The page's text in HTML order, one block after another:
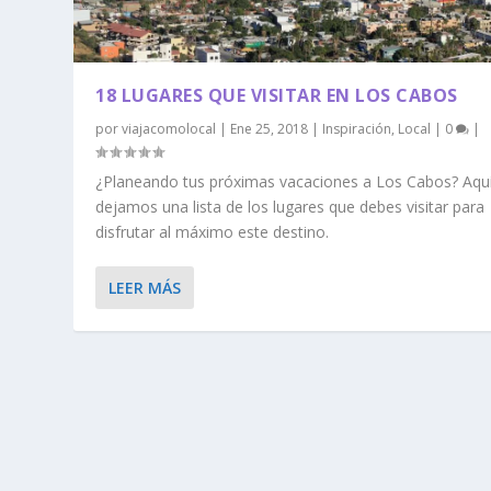
18 LUGARES QUE VISITAR EN LOS CABOS
porviajacomolocal | Ene 25, 2018 | Inspiración, Local | 0 |
¿Planeando tus próximas vacaciones a Los Cabos?
dejamos una lista de los lugares que debes visitar para
disfrutar al máximo este destino.
LEER MÁS